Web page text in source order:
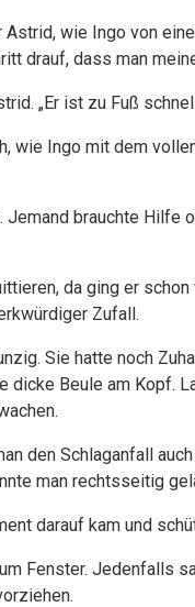
wie Ingo von
drauf, dass man
„Er ist zu Fuß
wie Ingo mit dem
brauchte Hilfe
da ging er
Zufall.
Sie hatte noch
dicke Beule am Kopf.
den Schlaganfall
man rechtsseitig
darauf kam und
Fenster. Jedenfalls